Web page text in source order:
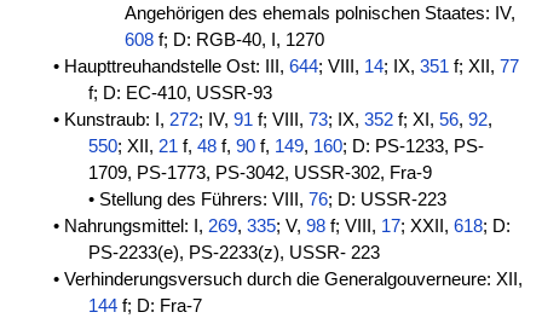
Angehörigen des ehemals polnischen Staates: IV,
608f; D: RGB-40, I, 1270
• Haupttreuhandstelle Ost: III, 644; VIII, 14; IX, 351f; XII, 77
f; D: EC-410, USSR-93
• Kunstraub: I, 272; IV, 91f; VIII, 73; IX, 352f; XI, 56, 92,
550; XII,21 f,48 f,90 f, 149, 160; D: PS-1233, PS-
1709, PS-1773, PS-3042, USSR-302, Fra-9
• Stellung des Führers: VIII,76; D: USSR-223
• Nahrungsmittel: I, 269, 335; V, 98f; VIII, 17; XXII, 618; D:
PS-2233(e), PS-2233(z), USSR- 223
• Verhinderungsversuch durch die Generalgouverneure: XII,
144 f; D: Fra-7